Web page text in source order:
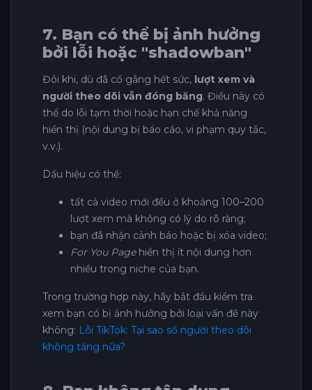
7. Bạn có thể bị ảnh hưởng
bởi lỗi hoặc "shadowban"
Đôi khi, dù đã cố gắng hết sức, lượt xem và
người theo dõi vẫn đóng băng. Điều này có
thể do lỗi tạm thời hoặc hạn chế khả năng
hiển thị (nội dung bị báo cáo, vi phạm quy tắc,
v.v.).
Dấu hiệu có thể:
tất cả video mới đều ở khoảng 100–200
lượt xem mà không có lý do rõ ràng;
bạn đã nhận cảnh báo hoặc bị xóa video;
For You Pagehiển thị ít nội dung hơn
nhiều trong niche của bạn.
Trong trường hợp này, hãy bắt đầu kiểm tra
xem bạn có bị ảnh hưởng bởi loại vấn đề này
không: Lỗi TikTok: Tại sao số người theo dõi
không tăng nữa?